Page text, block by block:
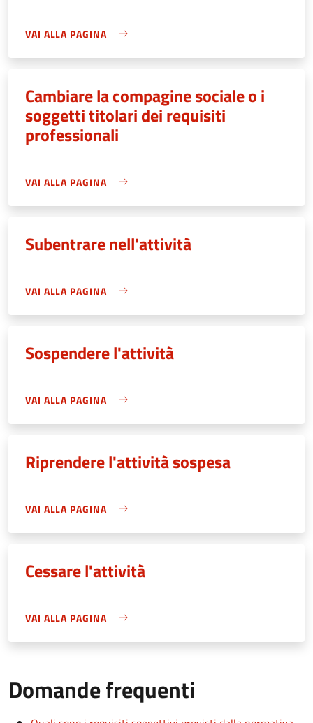
VAI ALLA PAGINA
Cambiare la compagine sociale o i
soggetti titolari dei requisiti
professionali
VAI ALLA PAGINA
Subentrare nell'attività
VAI ALLA PAGINA
Sospendere l'attività
VAI ALLA PAGINA
Riprendere l'attività sospesa
VAI ALLA PAGINA
Cessare l'attività
VAI ALLA PAGINA
Domande frequenti